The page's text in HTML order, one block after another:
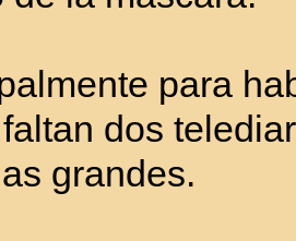
para
dos
grandes.